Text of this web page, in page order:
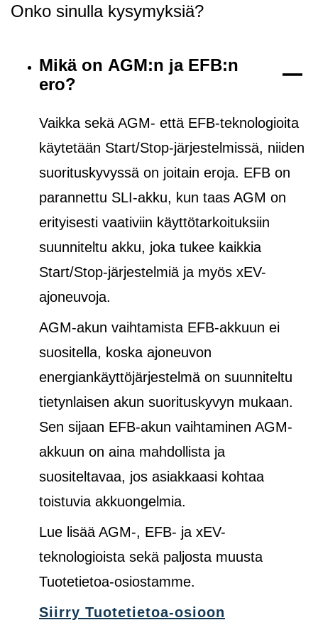
Onko sinulla kysymyksiä?
Mikä on AGM:n ja EFB:n
ero?
Vaikka sekä AGM- että EFB-teknologioita
käytetään Start/Stop-järjestelmissä, niiden
suorituskyvyssä on joitain eroja. EFB on
parannettu SLI-akku, kun taas AGM on
erityisesti vaativiin käyttötarkoituksiin
suunniteltu akku, joka tukee kaikkia
Start/Stop-järjestelmiä ja myös xEV-
ajoneuvoja.
AGM-akun vaihtamista EFB-akkuun ei
suositella, koska ajoneuvon
energiankäyttöjärjestelmä on suunniteltu
tietynlaisen akun suorituskyvyn mukaan.
Sen sijaan EFB-akun vaihtaminen AGM-
akkuun on aina mahdollista ja
suositeltavaa, jos asiakkaasi kohtaa
toistuvia akkuongelmia.
Lue lisää AGM-, EFB- ja xEV-
teknologioista sekä paljosta muusta
Tuotetietoa-osiostamme.
Siirry Tuotetietoa-osioon